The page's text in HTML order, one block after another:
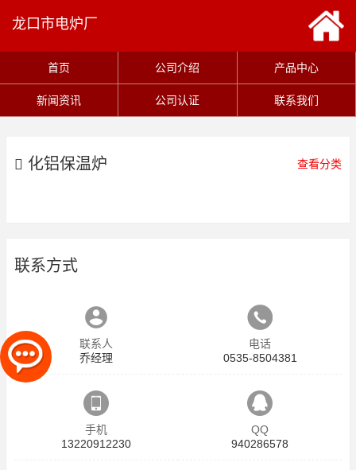
龙口市电炉厂
首页 公司介绍 产品中心
新闻资讯 公司认证 联系我们
化铝保温炉 查看分类
联系方式
联系人
乔经理
电话
0535-8504381
手机
13220912230
QQ
940286578